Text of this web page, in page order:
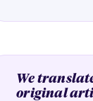
We
original